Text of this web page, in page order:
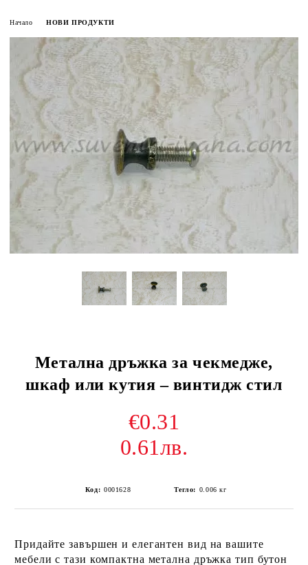
Начало НОВИ ПРОДУКТИ
Метална дръжка за чекмедже,
шкаф или кутия – винтидж стил
€0.31
0.61лв.
Код: 0001628 Тегло: 0.006 кг
Придайте завършен и елегантен вид на вашите
мебели с тази компактна метална дръжка тип бутон